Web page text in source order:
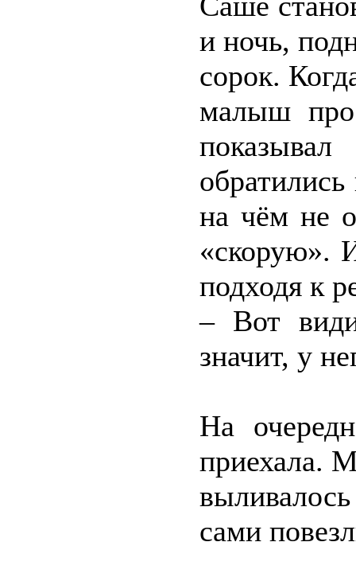
и ночь,
сорок.
малыш
на чём не
«скорую».
подходя к
– Вот
значит, у
На
приехала.
сами